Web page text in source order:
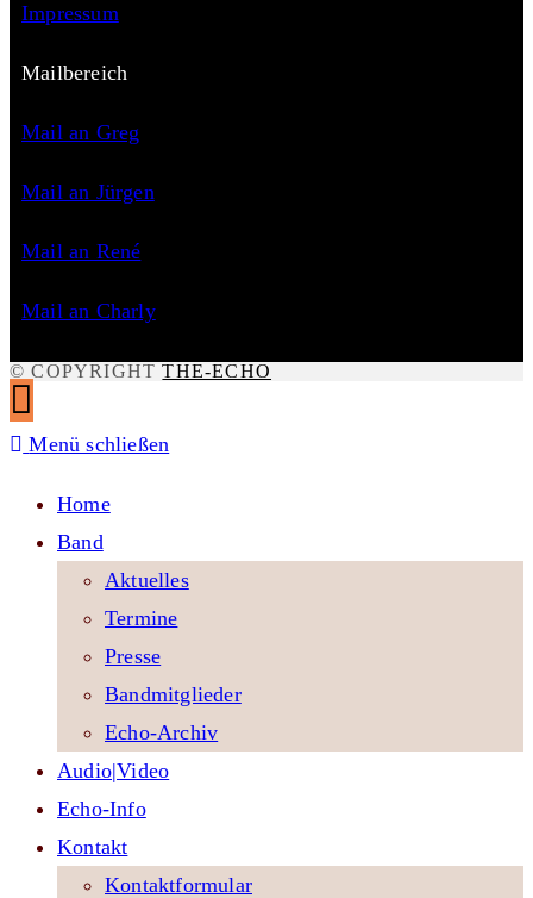
Impressum
Mailbereich
Mail an Greg
Mail an Jürgen
Mail an René
Mail an Charly
© COPYRIGHTTHE-ECHO
Menü schließen
Home
Band
Aktuelles
Termine
Presse
Bandmitglieder
Echo-Archiv
Audio|Video
Echo-Info
Kontakt
Kontaktformular